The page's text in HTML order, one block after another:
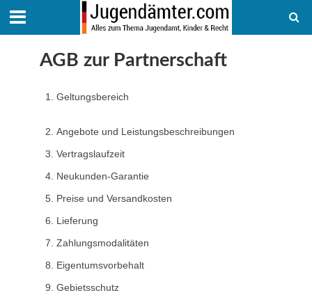
AGB zur Partnerschaft
Geltungsbereich
Angebote und Leistungsbeschreibungen
Vertragslaufzeit
Neukunden-Garantie
Preise und Versandkosten
Lieferung
Zahlungsmodalitäten
Eigentumsvorbehalt
Gebietsschutz